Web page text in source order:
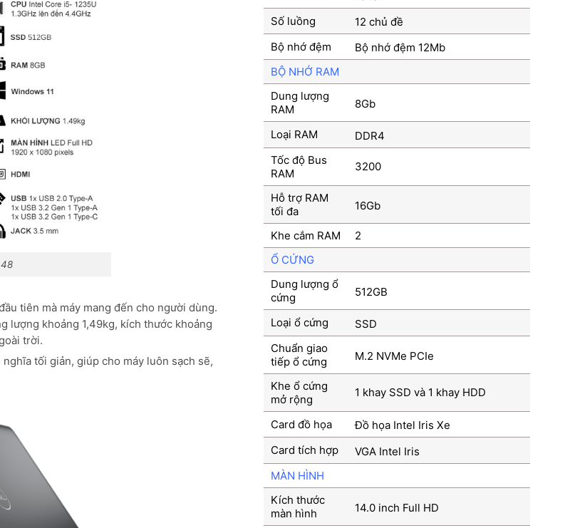
tiên mà máy mang đến cho người dùng.
lượng khoảng 1,49kg, kích thước khoảng
trời.
tối giản, giúp cho máy luôn sạch sẽ,
Số luồng
12 chủ đề
Bộ nhớ đệm
Bộ nhớ đệm 12Mb
BỘ NHỚ RAM
Dung lượng
RAM
8Gb
Loại RAM
DDR4
Tốc độ Bus
RAM
3200
Hỗ trợ RAM
tối đa
16Gb
Khe cắm RAM
2
Ổ CỨNG
Dung lượng ổ
cứng
512GB
Loại ổ cứng
SSD
Chuẩn giao
tiếp ổ cứng
M.2 NVMe PCIe
Khe ổ cứng
mở rộng
1 khay SSD và 1 khay HDD
Card đồ họa
Đồ họa Intel Iris Xe
Card tích hợp
VGA Intel Iris
MÀN HÌNH
Kích thước
màn hình
14.0 inch Full HD